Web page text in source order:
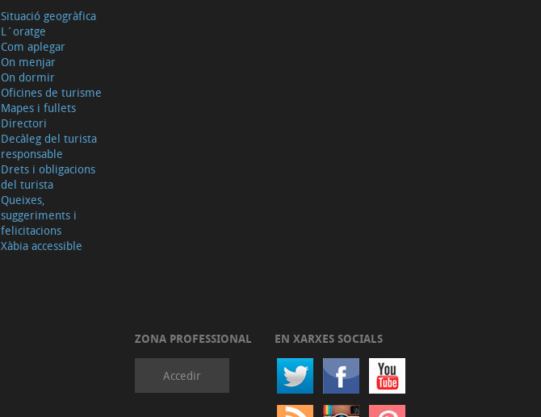
Situació geogràfica
L´oratge
Com aplegar
On menjar
On dormir
Oficines de turisme
Mapes i fullets
Directori
Decàleg del turista
responsable
Drets i obligacions
del turista
Queixes,
suggeriments i
felicitacions
Xàbia accessible
ZONA PROFESSIONAL
Accedir
EN XARXES SOCIALS